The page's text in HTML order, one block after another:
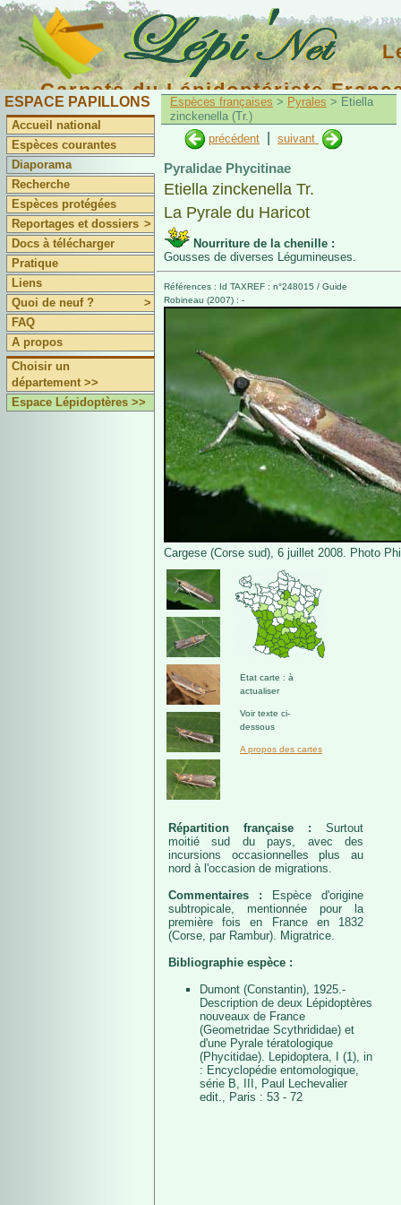
Carnets du Lépidoptériste
ESPACE PAPILLONS
Accueil national
Espèces courantes
Diaporama
Recherche
Espèces protégées
Reportages et dossiers >
Docs à télécharger
Pratique
Liens
Quoi de neuf ?
>
FAQ
A propos
Choisir un
département >>
Espace Lépidoptères >>
Espèces françaises > Pyrales > Etiella
zinckenella (Tr.)
précédent
suivant
Pyralidae Phycitinae
Etiella zinckenella Tr.
La Pyrale du Haricot
Nourriture de la chenille :
Gousses de diverses Légumineuses.
Références : Id TAXREF : n°248015 / Guide
Robineau (2007) : -
Cargese (Corse sud), 6 juillet 2008. Photo
Etat carte : à
actualiser
Voir texte ci-
dessous
A propos des cartes
Répartition française : Surtout
moitié sud du pays, avec des
incursions occasionnelles plus au
nord à l'occasion de migrations.
Commentaires :
Espèce d'origine
subtropicale, mentionnée pour la
première fois en France en 1832
(Corse, par Rambur). Migratrice.
Bibliographie espèce :
Dumont (Constantin), 1925.-
Description de deux Lépidoptères
nouveaux de France
(Geometridae Scythrididae) et
d'une Pyrale tératologique
(Phycitidae). Lepidoptera, I (1), in
: Encyclopédie entomologique,
série B, III, Paul Lechevalier
edit., Paris : 53 - 72